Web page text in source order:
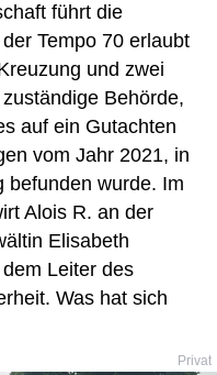
führt die
Tempo 70 erlaubt
und zwei
Behörde,
auf ein Gutachten
vom Jahr 2021, in
befunden wurde. Im
Alois R. an der
Elisabeth
Leiter des
Was hat sich
Privat